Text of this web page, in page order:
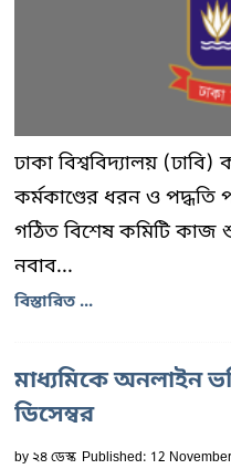
ঢাকা বিশ্ববিদ্যালয়
কর্মকাণ্ডের ধরন ও পদ্ধতি
গঠিত বিশেষ কমিটি
নবাব...
বিস্তারিত ...
মাধ্যমিকে অনলাইন
ডিসেম্বর
by২৪ ডেস্ক Published: 12